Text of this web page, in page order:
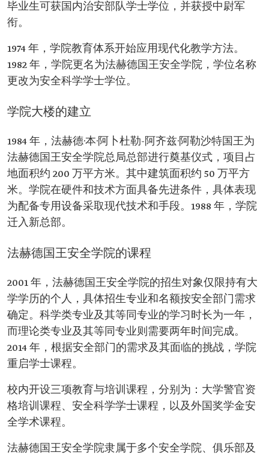
毕业生可获国内治安部队学士学位，并获授中尉军
衔。
1974 年，学院教育体系开始应用现代化教学方法。
1982 年，学院更名为法赫德国王安全学院，学位名称
更改为安全科学学士学位。
学院大楼的建立
1984 年，法赫德·本·阿卜杜勒-阿齐兹·阿勒沙特国王为
法赫德国王安全学院总局总部进行奠基仪式，项目占
地面积约 200 万平方米。其中建筑面积约 50 万平方
米。学院在硬件和技术方面具备先进条件，具体表现
为配备专用设备采取现代技术和手段。1988 年，学院
迁入新总部。
法赫德国王安全学院的课程
2001 年，法赫德国王安全学院的招生对象仅限持有大
学学历的个人，具体招生专业和名额按安全部门需求
确定。科学类专业及其等同专业的学习时长为一年，
而理论类专业及其等同专业则需要两年时间完成。
2014 年，根据安全部门的需求及其面临的挑战，学院
重启学士课程。
校内开设三项教育与培训课程，分别为：大学警官资
格培训课程、安全科学学士课程，以及外国奖学金安
全学术课程。
法赫德国王安全学院隶属于多个安全学院、俱乐部及